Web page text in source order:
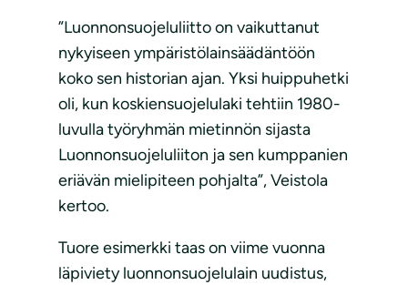
”Luonnonsuojeluliitto on vaikuttanut
nykyiseen ympäristölainsäädäntöön
koko sen historian ajan. Yksi huippuhetki
oli, kun koskiensuojelulaki tehtiin 1980-
luvulla työryhmän mietinnön sijasta
Luonnonsuojeluliiton ja sen kumppanien
eriävän mielipiteen pohjalta”, Veistola
kertoo.
Tuore esimerkki taas on viime vuonna
läpiviety luonnonsuojelulain uudistus,